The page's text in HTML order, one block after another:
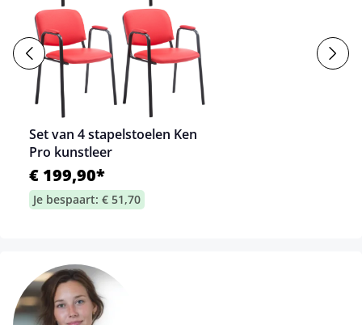
Set van 4 stapelstoelen Ken
Pro kunstleer
€ 199,90*
Je bespaart: € 51,70